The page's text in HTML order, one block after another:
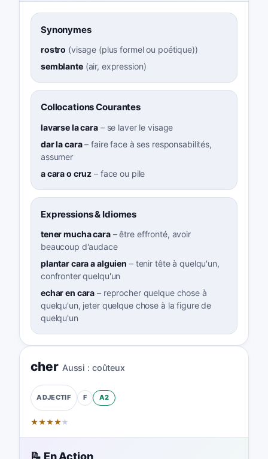
Synonymes
rostro (visage (plus formel ou poétique))
semblante(air, expression)
Collocations Courantes
lavarse la cara – se laver le visage
dar la cara–faire face à ses responsabilités,
assumer
a cara o cruz – face ou pile
Expressions & Idiomes
tener mucha cara–être effronté, avoir
beaucoup d'audace
plantar cara a alguien – tenir tête à quelqu'un,
confronter quelqu'un
echar en cara – reprocher quelque chose à
quelqu'un, jeter quelque chose à la figure de
quelqu'un
cher Aussi : coûteux
ADJECTIF F A2
★★★★★
📝 En Action